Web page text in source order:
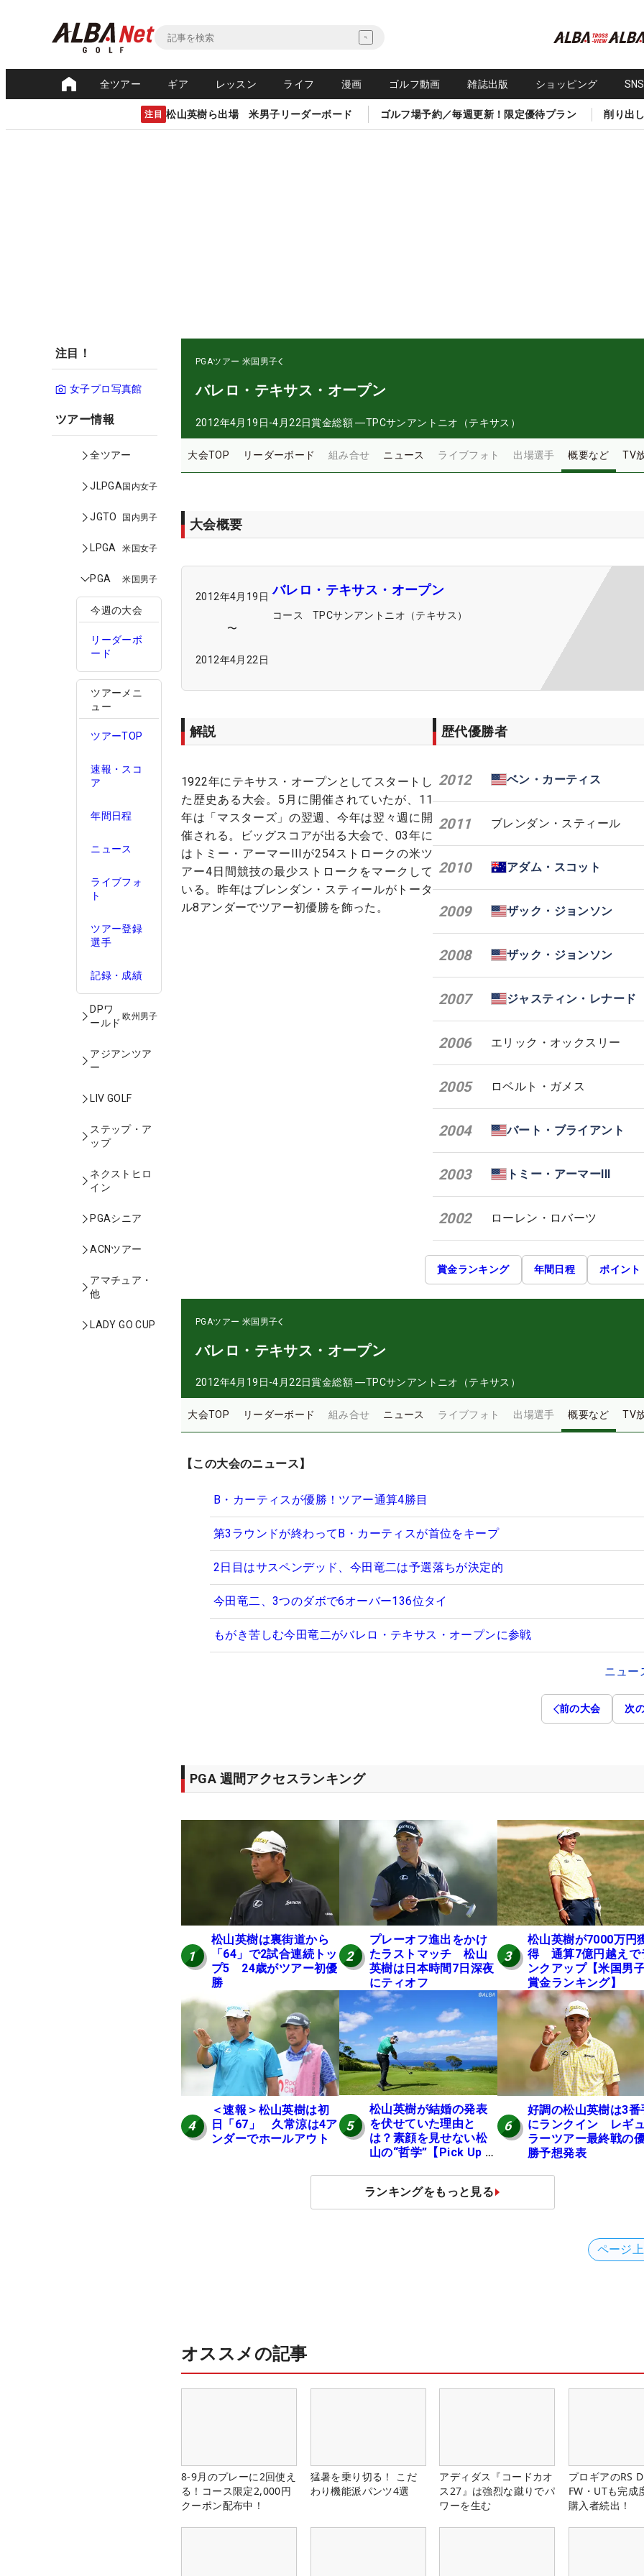
全ツアー ギア レッスン ライフ 漫画 ゴルフ動画 雑誌出版 ショッピング
注目 松山英樹ら出場 米男子リーダーボード ゴルフ場予約／毎週更新！限定優待プラン 削り出
注目！
女子プロ写真館
ツアー情報
全ツアー
JLPGA国内女子
JGTO 国内男子
LPGA 米国女子
PGA 米国男子
今週の大会
リーダーボ
ード
ツアーメニ
ュー
ツアーTOP
速報・スコ
ア
年間日程
ニュース
ライブフォ
ト
ツアー登録
選手
記録・成績
DPワ
ールド
欧州男子
アジアンツア
ー
LIV GOLF
ステップ・ア
ップ
ネクストヒロ
イン
PGAシニア
ACNツアー
アマチュア・
他
LADY GO CUP
PGAツアー 米国男子
バレロ・テキサス・オープン
2012年4月19日-4月22日賞金総額 ―TPCサンアントニオ（テキサス）
大会TOP リーダーボード 組み合せ ニュース ライブフォト 出場選手 概要など TV
大会概要
2012年4月19日
〜
2012年4月22日
バレロ・テキサス・オープン
コース TPCサンアントニオ（テキサス）
解説
1922年にテキサス・オープンとしてスタートし
た歴史ある大会。5月に開催されていたが、11
年は「マスターズ」の翌週、今年は翌々週に開
催される。ビッグスコアが出る大会で、03年に
はトミー・アーマーIIIが254ストロークの米ツ
アー4日間競技の最少ストロークをマークして
いる。昨年はブレンダン・スティールがトータ
ル8アンダーでツアー初優勝を飾った。
歴代優勝者
2012 ベン・カーティス
2011 ブレンダン・スティール
2010 アダム・スコット
2009 ザック・ジョンソン
2008 ザック・ジョンソン
2007 ジャスティン・レナード
2006 エリック・オックスリー
2005 ロベルト・ガメス
2004 バート・ブライアント
2003 トミー・アーマーIII
2002 ローレン・ロバーツ
賞金ランキング 年間日程 ポイント
PGAツアー 米国男子
バレロ・テキサス・オープン
2012年4月19日-4月22日賞金総額 ―TPCサンアントニオ（テキサス）
大会TOP リーダーボード 組み合せ ニュース ライブフォト 出場選手 概要など TV
【この大会のニュース】
B・カーティスが優勝！ツアー通算4勝目
第3ラウンドが終わってB・カーティスが首位をキープ
2日目はサスペンデッド、今田竜二は予選落ちが決定的
今田竜二、3つのダボで6オーバー136位タイ
もがき苦しむ今田竜二がバレロ・テキサス・オープンに参戦
ニュー
前の大会 次
PGA 週間アクセスランキング
1
松山英樹は裏街道から
「64」で2試合連続トッ
プ5 24歳がツアー初優
勝
2
プレーオフ進出をかけ
たラストマッチ 松山
英樹は日本時間7日深夜
にティオフ
3
松山英樹が7000万円
得 通算7億円越えで
ンクアップ【米国男
賞金ランキング】
4
＜速報＞松山英樹は初
日「67」 久常涼は4ア
ンダーでホールアウト
5
松山英樹が結婚の発表
を伏せていた理由と
は？素顔を見せない松
山の“哲学”【Pick Up 米
6
好調の松山英樹は3番
にランクイン レギ
ラーツアー最終戦の
勝予想発表
ランキングをもっと見る
ページ
オススメの記事
8-9月のプレーに2回使え
る！コース限定2,000円
クーポン配布中！
猛暑を乗り切る！ こだ
わり機能派パンツ4選
アディダス『コードカオ
ス27』は強烈な蹴りでパ
ワーを生む
プロギアのRS
FW・UTも完成
購入者続出！